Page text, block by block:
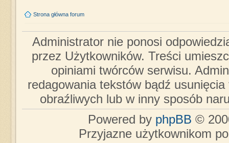
Strona główna forum
Administrator nie ponosi
przez Użytkowników. Treści
opiniami twórców serwisu.
redagowania tekstów bądź
obraźliwych lub w inny sposób
Powered by phpBB ©
Przyjazne użytkownikom